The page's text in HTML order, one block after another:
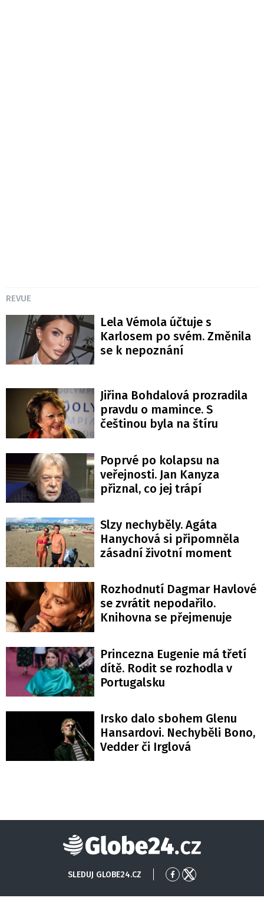
REVUE
Lela Vémola účtuje s
Karlosem po svém. Změnila
se k nepoznání
Jiřina Bohdalová prozradila
pravdu o mamince. S
češtinou byla na štíru
Poprvé po kolapsu na
veřejnosti. Jan Kanyza
přiznal, co jej trápí
Slzy nechyběly. Agáta
Hanychová si připomněla
zásadní životní moment
Rozhodnutí Dagmar Havlové
se zvrátit nepodařilo.
Knihovna se přejmenuje
Princezna Eugenie má třetí
dítě. Rodit se rozhodla v
Portugalsku
Irsko dalo sbohem Glenu
Hansardovi. Nechyběli Bono,
Vedder či Irglová
Globe24
SLEDUJ GLOBE24.CZ
PřejítPřejít